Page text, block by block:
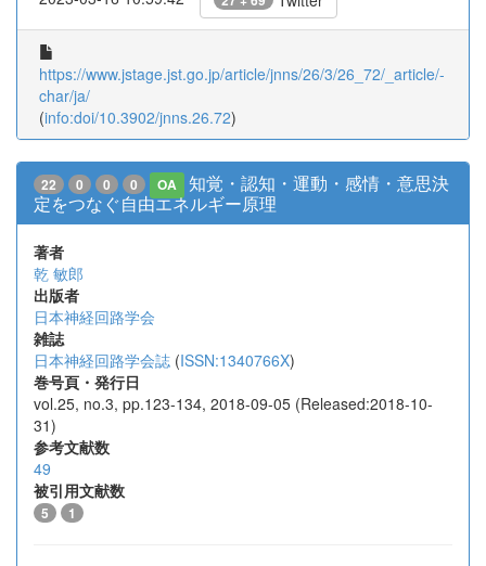
https://www.jstage.jst.go.jp/article/jnns/26/3/26_72/_article/-
char/ja/
(info:doi/10.3902/jnns.26.72)
22 0 0 0 OA
知覚・認知・運動・感情・意思決
定をつなぐ自由エネルギー原理
著者
乾 敏郎
出版者
日本神経回路学会
雑誌
日本神経回路学会誌 (ISSN:1340766X)
巻号頁・発行日
vol.25, no.3, pp.123-134, 2018-09-05 (Released:2018-10-
31)
参考文献数
49
被引用文献数
5 1